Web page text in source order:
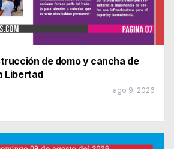
de domo y cancha de
Libertad
ago 9, 2026